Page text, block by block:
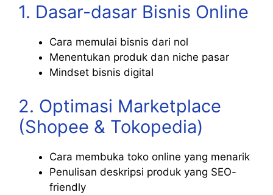
1. Dasar-dasar Bisnis Online
Cara memulai bisnis dari nol
Menentukan produk dan niche pasar
Mindset bisnis digital
2. Optimasi Marketplace
(Shopee & Tokopedia)
Cara membuka toko online yang menarik
Penulisan deskripsi produk yang SEO-
friendly